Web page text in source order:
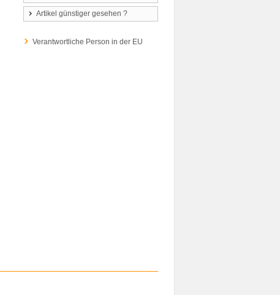
Artikel günstiger gesehen ?
Verantwortliche Person in der EU